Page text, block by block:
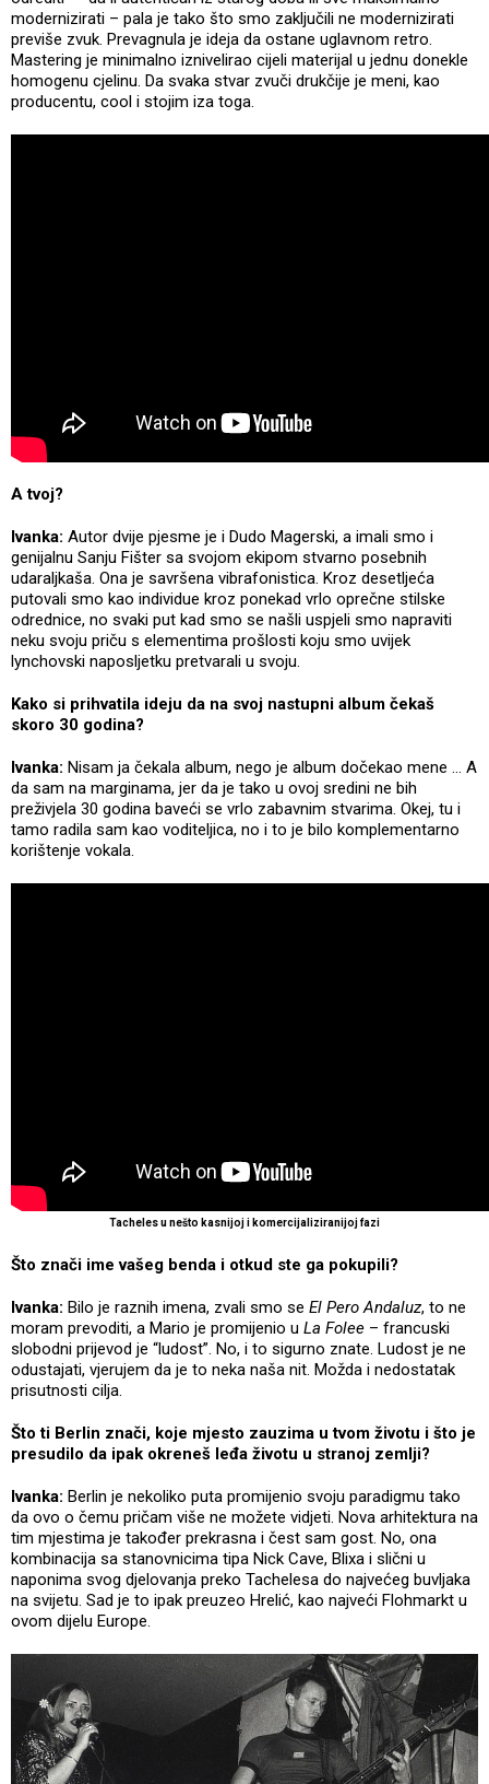
modernizirati – pala je tako što smo zaključili ne modernizirati
previše zvuk. Prevagnula je ideja da ostane uglavnom retro.
Mastering je minimalno iznivelirao cijeli materijal u jednu donekle
homogenu cjelinu. Da svaka stvar zvuči drukčije je meni, kao
producentu, cool i stojim iza toga.
A tvoj?
Ivanka: Autor dvije pjesme je i Dudo Magerski, a imali smo i
genijalnu Sanju Fišter sa svojom ekipom stvarno posebnih
udaraljkaša. Ona je savršena vibrafonistica. Kroz desetljeća
putovali smo kao individue kroz ponekad vrlo oprečne stilske
odrednice, no svaki put kad smo se našli uspjeli smo napraviti
neku svoju priču s elementima prošlosti koju smo uvijek
lynchovski naposljetku pretvarali u svoju.
Kako si prihvatila ideju da na svoj nastupni album čekaš
skoro 30 godina?
Ivanka: Nisam ja čekala album, nego je album dočekao mene ... A
da sam na marginama, jer da je tako u ovoj sredini ne bih
preživjela 30 godina baveći se vrlo zabavnim stvarima. Okej, tu i
tamo radila sam kao voditeljica, no i to je bilo komplementarno
korištenje vokala.
Tacheles u nešto kasnijoj i komercijaliziranijoj fazi
Što znači ime vašeg benda i otkud ste ga pokupili?
Ivanka: Bilo je raznih imena, zvali smo se El Pero Andaluz, to ne
moram prevoditi, a Mario je promijenio u La Folee – francuski
slobodni prijevod je “ludost”. No, i to sigurno znate. Ludost je ne
odustajati, vjerujem da je to neka naša nit. Možda i nedostatak
prisutnosti cilja.
Što ti Berlin znači, koje mjesto zauzima u tvom životu i što je
presudilo da ipak okreneš leđa životu u stranoj zemlji?
Ivanka: Berlin je nekoliko puta promijenio svoju paradigmu tako
da ovo o čemu pričam više ne možete vidjeti. Nova arhitektura na
tim mjestima je također prekrasna i čest sam gost. No, ona
kombinacija sa stanovnicima tipa Nick Cave, Blixa i slični u
naponima svog djelovanja preko Tachelesa do najvećeg buvljaka
na svijetu. Sad je to ipak preuzeo Hrelić, kao najveći Flohmarkt u
ovom dijelu Europe.